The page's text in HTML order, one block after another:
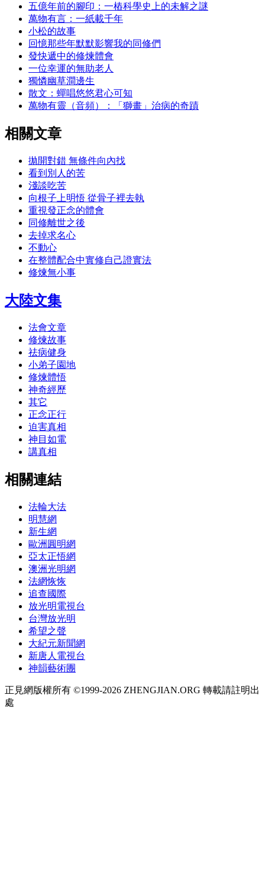
五億年前的腳印：一樁科學史上的未解之謎
萬物有言：一紙載千年
小松的故事
回憶那些年默默影響我的同修們
發快遞中的修煉體會
一位幸運的無助老人
獨憐幽草澗邊生
散文：蟬唱悠悠君心可知
萬物有靈（音頻）：「獅畫」治病的奇蹟
相關文章
拋開對錯 無條件向內找
看到別人的苦
淺談吃苦
向根子上明悟 從骨子裡去執
重視發正念的體會
同修離世之後
去掉求名心
不動心
在整體配合中實修自己證實法
修煉無小事
大陸文集
法會文章
修煉故事
祛病健身
小弟子園地
修煉體悟
神奇經歷
其它
正念正行
迫害真相
神目如電
講真相
相關連結
法輪大法
明慧網
新生網
歐洲圓明網
亞太正悟網
澳洲光明網
法網恢恢
追查國際
放光明電視台
台灣放光明
希望之聲
大紀元新聞網
新唐人電視台
神韻藝術團
正見網版權所有 ©1999-2026 ZHENGJIAN.ORG 轉載請註明出
處